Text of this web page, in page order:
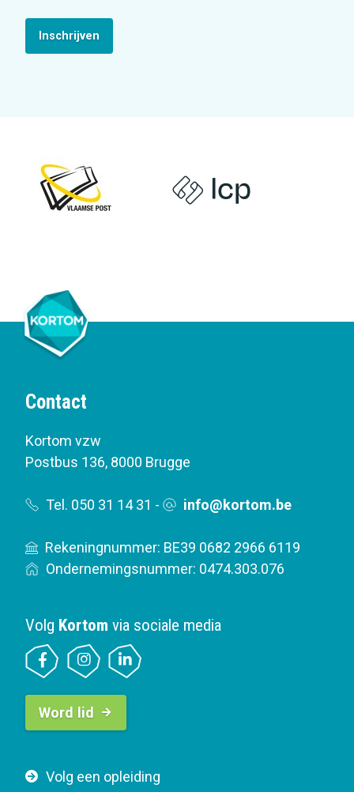
Inschrijven
Contact
Kortom vzw
Postbus 136, 8000 Brugge
Tel. 050 31 14 31 - info@kortom.be
Rekeningnummer: BE39 0682 2966 6119
Ondernemingsnummer: 0474.303.076
F
Volg een opleiding
Volg Kortom via sociale media
B
t
o
Word lid